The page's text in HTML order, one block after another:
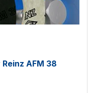
AFM 38